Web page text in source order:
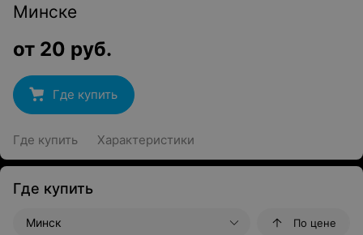
Минске
от 20 руб.
Где купить
Где купить Характеристики
Где купить
Минск По цене